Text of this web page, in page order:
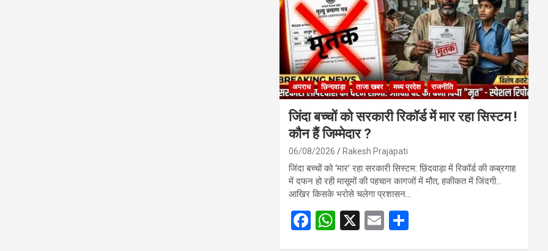
o
k
p
p
अपराध छिन्दवाड़ा ताजा खबर मध्य प्रदेश राजनीति
जिंदा बच्चों को सरकारी रिकॉर्ड में मार रहा सिस्टम !
कौन हैं जिम्मेदार ?
06/08/2026 Rakesh Prajapati
जिंदा बच्चों को ‘मार’ रहा सरकारी सिस्टम: छिंदवाड़ा में रिकॉर्ड की कब्रगाह
में दफन हो रही मासूमों की पहचान कागजों में मौत, हकीकत में जिंदगी…
आखिर किसके भरोसे चलेगा प्रशासन…
F
W X
E